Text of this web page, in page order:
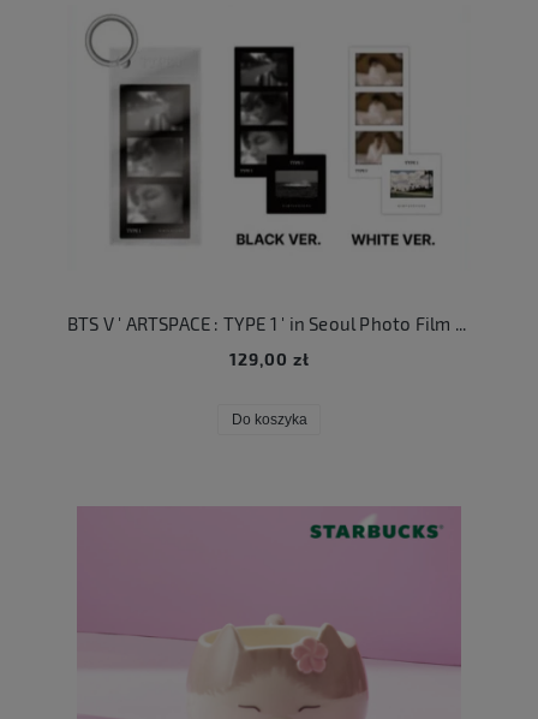
129,00 zł
Do koszyka